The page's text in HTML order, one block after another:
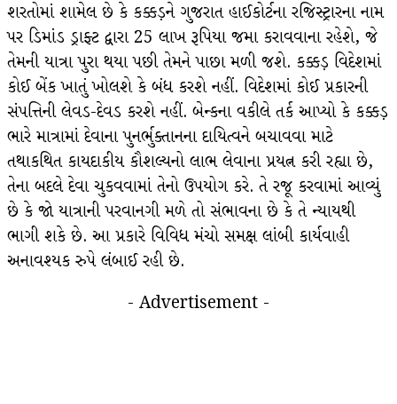
શરતોમાં શામેલ છે કે કક્કડ઼ને ગુજરાત હાઈકોર્ટના રજિસ્ટ્રારના નામ
પર ડિમાંડ ડ્રાફ્ટ દ્વારા 25 લાખ રૂપિયા જમા કરાવવાના રહેશે, જે
તેમની યાત્રા પુરા થયા પછી તેમને પાછા મળી જશે. કક્કડ઼ વિદેશમાં
કોઈ બેંક ખાતું ખોલશે કે બંધ કરશે નહીં. વિદેશમાં કોઈ પ્રકારની
સંપત્તિની લેવડ-દેવડ કરશે નહીં. બેન્કના વકીલે તર્ક આપ્યો કે કક્કડ઼
ભારે માત્રામાં દેવાના પુનર્ભુક્તાનના દાયિત્વને બચાવવા માટે
તથાકથિત કાયદાકીય કૌશલ્યનો લાભ લેવાના પ્રયત્ન કરી રહ્યા છે,
તેના બદલે દેવા ચુકવવામાં તેનો ઉપયોગ કરે. તે રજૂ કરવામાં આવ્યું
છે કે જો યાત્રાની પરવાનગી મળે તો સંભાવના છે કે તે ન્યાયથી
ભાગી શકે છે. આ પ્રકારે વિવિધ મંચો સમક્ષ લાંબી કાર્યવાહી
અનાવશ્યક રુપે લંબાઈ રહી છે.
- Advertisement -